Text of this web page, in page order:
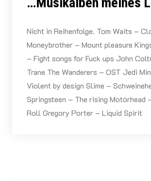
Nicht in Reihenfolge. Tom Waits –
Moneybrother – Mount pleasure
– Fight songs for Fuck ups John
Trane The Wanderers – OST Jedi
Violent by design Slime –
Springsteen – The rising Motörhead –
Roll Gregory Porter – Liquid Spirit